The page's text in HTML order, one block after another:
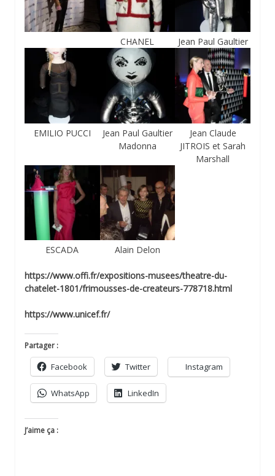
CHANEL Jean Paul Gaultier
EMILIO PUCCI
Jean Paul Gaultier
Madonna
Jean Claude
JITROIS et Sarah
Marshall
ESCADA Alain Delon
https://www.offi.fr/expositions-musees/theatre-du-
chatelet-1801/frimousses-de-createurs-778718.html
https://www.unicef.fr/
Partager :
Facebook Twitter Instagram
WhatsApp LinkedIn
J’aime ça :